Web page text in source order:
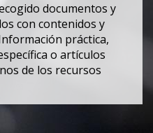
documentos y
con contenidos y
práctica,
o artículos
de los recursos